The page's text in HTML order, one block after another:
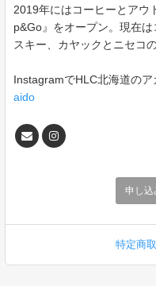
2019年にはコーヒーとアウ
p&Go』をオープン。現在
スキー、カヤックとニセコ
InstagramでHLC北海道の
aido
申し込
特定商